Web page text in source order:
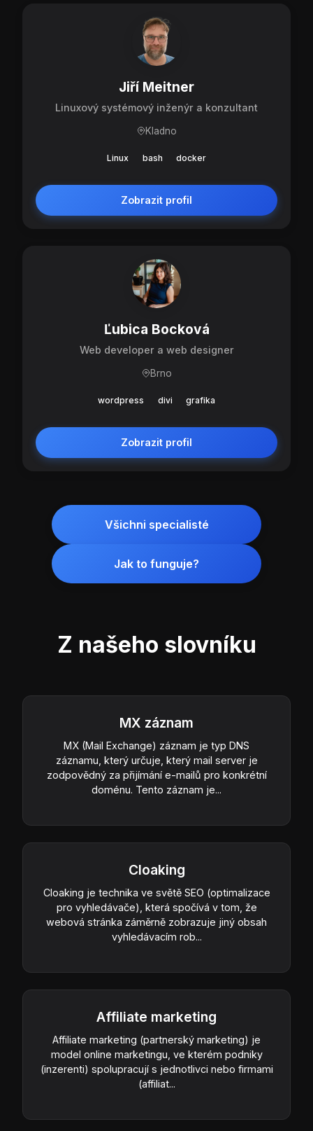
Jiří Meitner
Linuxový systémový inženýr a konzultant
Kladno
Linux bash docker
Zobrazit profil
Ľubica Bocková
Web developer a web designer
Brno
wordpress divi grafika
Zobrazit profil
Všichni specialisté
Jak to funguje?
Z našeho slovníku
MX záznam
MX (Mail Exchange) záznam je typ DNS
záznamu, který určuje, který mail server je
zodpovědný za přijímání e-mailů pro konkrétní
doménu. Tento záznam je...
Cloaking
Cloaking je technika ve světě SEO (optimalizace
pro vyhledávače), která spočívá v tom, že
webová stránka záměrně zobrazuje jiný obsah
vyhledávacím rob...
Affiliate marketing
Affiliate marketing (partnerský marketing) je
model online marketingu, ve kterém podniky
(inzerenti) spolupracují s jednotlivci nebo firmami
(affiliat...